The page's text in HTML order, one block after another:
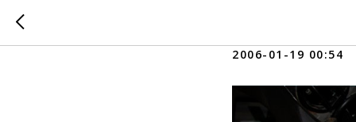
Первые
2006-01-19 00:54